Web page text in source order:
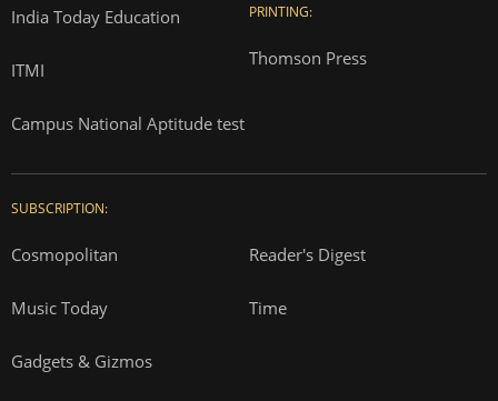
India Today Education
ITMI
Campus National Aptitude test
PRINTING:
Thomson Press
SUBSCRIPTION:
Cosmopolitan Reader's Digest
Music Today Time
Gadgets & Gizmos